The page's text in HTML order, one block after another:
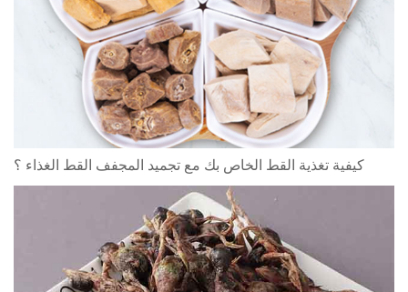
كيفية تغذية القط الخاص بك مع تجميد المجفف القط الغذاء ؟